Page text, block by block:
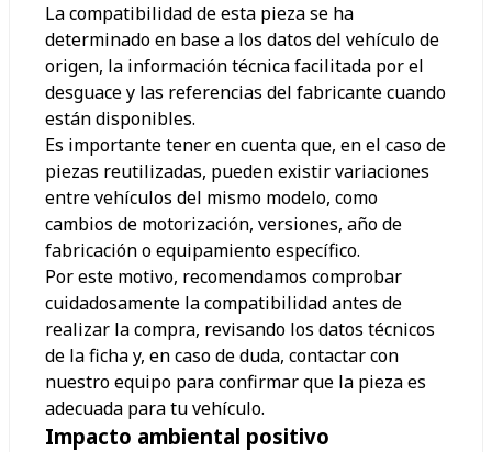
La compatibilidad de esta pieza se ha
determinado en base a los datos del vehículo de
origen, la información técnica facilitada por el
desguace y las referencias del fabricante cuando
están disponibles.
Es importante tener en cuenta que, en el caso de
piezas reutilizadas, pueden existir variaciones
entre vehículos del mismo modelo, como
cambios de motorización, versiones, año de
fabricación o equipamiento específico.
Por este motivo, recomendamos comprobar
cuidadosamente la compatibilidad antes de
realizar la compra, revisando los datos técnicos
de la ficha y, en caso de duda, contactar con
nuestro equipo para confirmar que la pieza es
adecuada para tu vehículo.
Impacto ambiental positivo